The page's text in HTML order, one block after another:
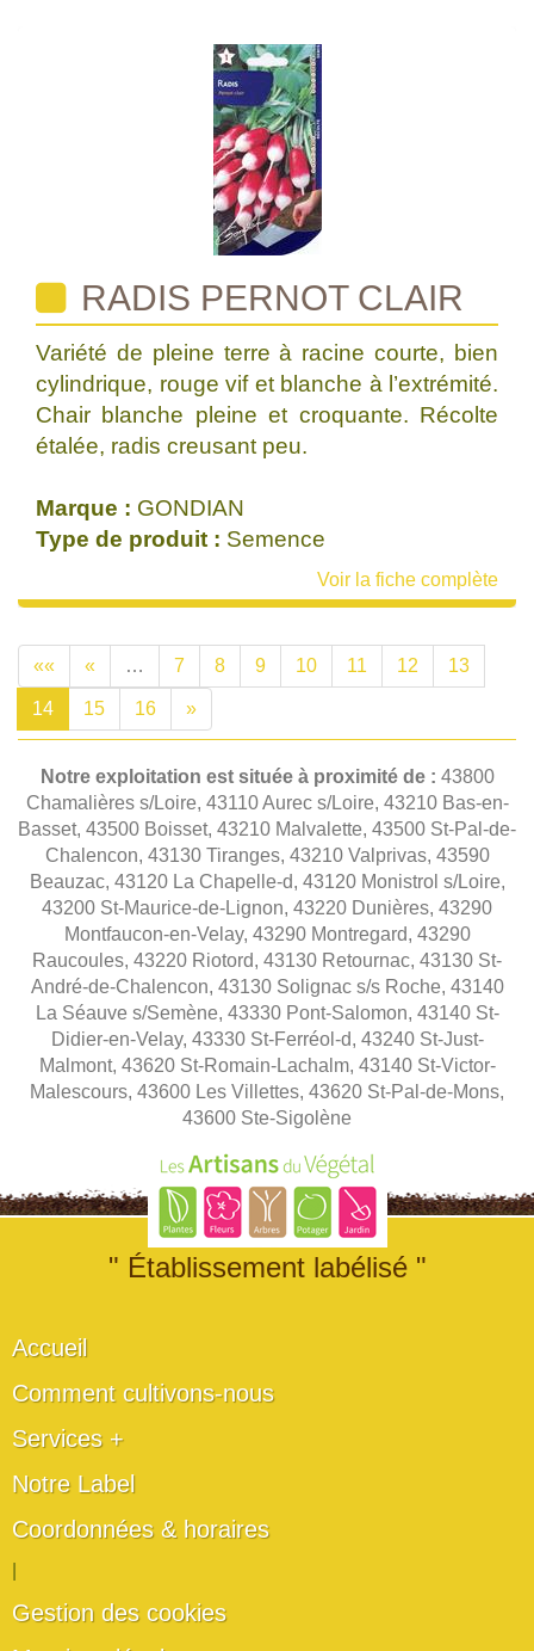
RADIS PERNOT CLAIR
Variété de pleine terre à racine courte, bien
cylindrique, rouge vif et blanche à l’extrémité.
Chair blanche pleine et croquante. Récolte
étalée, radis creusant peu.
Marque : GONDIAN
Type de produit : Semence
Voir la fiche complète
«« « … 7 8 9 10 11 12 13
14 15 16 »
Notre exploitation est située à proximité de : 43800
Chamalières s/Loire, 43110 Aurec s/Loire, 43210 Bas-en-
Basset, 43500 Boisset, 43210 Malvalette, 43500 St-Pal-de-
Chalencon, 43130 Tiranges, 43210 Valprivas, 43590
Beauzac, 43120 La Chapelle-d, 43120 Monistrol s/Loire,
43200 St-Maurice-de-Lignon, 43220 Dunières, 43290
Montfaucon-en-Velay, 43290 Montregard, 43290
Raucoules, 43220 Riotord, 43130 Retournac, 43130 St-
André-de-Chalencon, 43130 Solignac s/s Roche, 43140
La Séauve s/Semène, 43330 Pont-Salomon, 43140 St-
Didier-en-Velay, 43330 St-Ferréol-d, 43240 St-Just-
Malmont, 43620 St-Romain-Lachalm, 43140 St-Victor-
Malescours, 43600 Les Villettes, 43620 St-Pal-de-Mons,
43600 Ste-Sigolène
" Établissement labélisé "
Accueil
Comment cultivons-nous
Services +
Notre Label
Coordonnées & horaires
Gestion des cookies